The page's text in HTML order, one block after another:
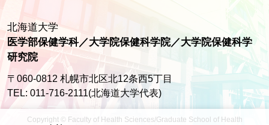
北海道大学
医学部保健学科／大学院保健科学院／大学院保健科学
研究院
〒060-0812 札幌市北区北12条西5丁目
TEL: 011-716-2111(北海道大学代表)
Copyright © Faculty of Health Sciences/Graduate School of Health